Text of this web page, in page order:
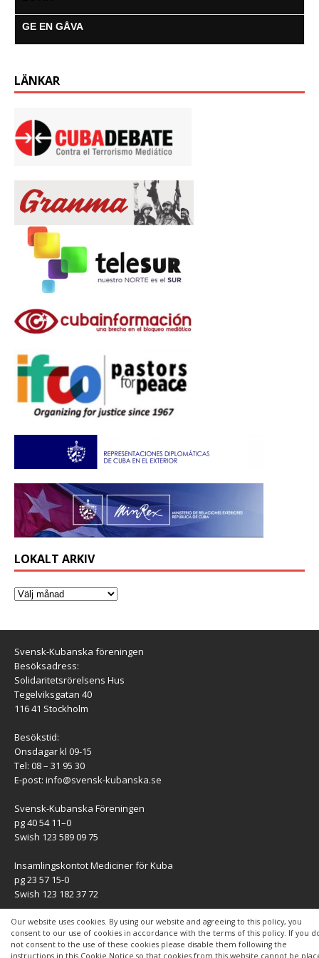
Our website uses cookies. By using our website and agreeing to this policy, you
consent to our use of cookies in accordance with the terms of this policy. If you
not consent to the use of these cookies please disable them following the
instructions in this Cookie Notice so that cookies from this website cannot be
GE EN GÅVA
LÄNKAR
LOKALT ARKIV
Svensk-Kubanska föreningen
Besöksadress:
Solidaritetsrörelsens Hus
Tegelviksgatan 40
116 41 Stockholm
Besökstid:
Onsdagar kl 09-15
Tel: 08 – 31 95 30
E-post: info@svensk-kubanska.se
Svensk-Kubanska Föreningen
pg 40 54 11–0
Swish 123 589 09 75
Insamlingskontot Mediciner för Kuba
pg 23 57 15-0
Swish 123 182 37 72
KONTAKT